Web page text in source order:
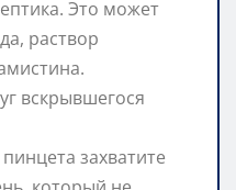
Это может
раствор
вскрывшегося
захватите